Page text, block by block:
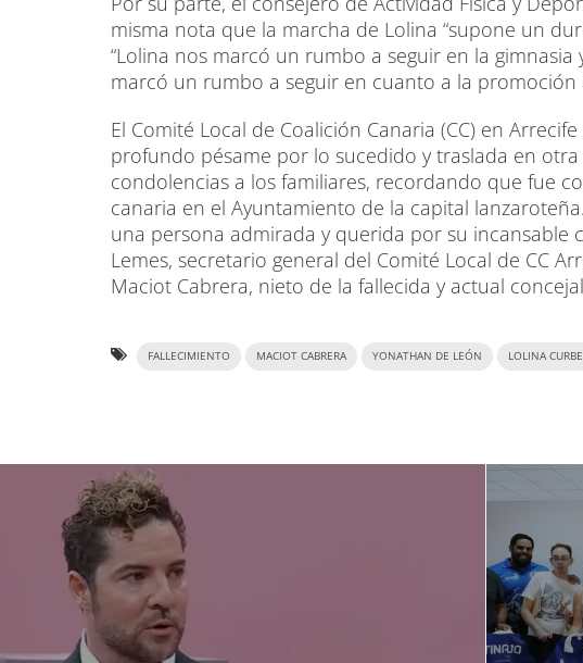
misma nota que la marcha de Lolina “supone un
“Lolina nos marcó un rumbo a seguir en la
marcó un rumbo a seguir en cuanto a la promoción
El Comité Local de Coalición Canaria (CC) en
profundo pésame por lo sucedido y traslada en
condolencias a los familiares, recordando que fue
canaria en el Ayuntamiento de la capital
una persona admirada y querida por su incansable
Lemes, secretario general del Comité Local de CC
Maciot Cabrera, nieto de la fallecida y actual
FALLECIMIENTO MACIOT CABRERA YONATHAN DE LEÓN LOLINA